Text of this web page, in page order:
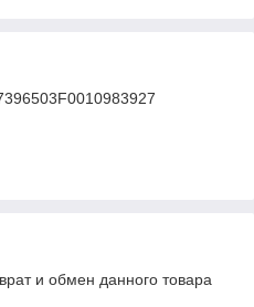
и обмен данного товара